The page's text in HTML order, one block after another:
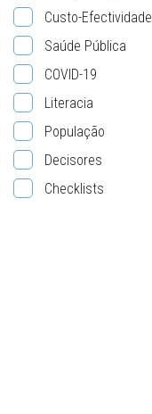
Custo-Efectividade
Saúde Pública
COVID-19
Literacia
População
Decisores
Checklists